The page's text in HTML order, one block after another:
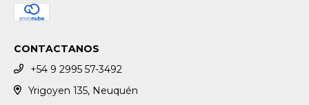
CONTACTANOS
+54 9 2995 57-3492
Yrigoyen 135, Neuquén